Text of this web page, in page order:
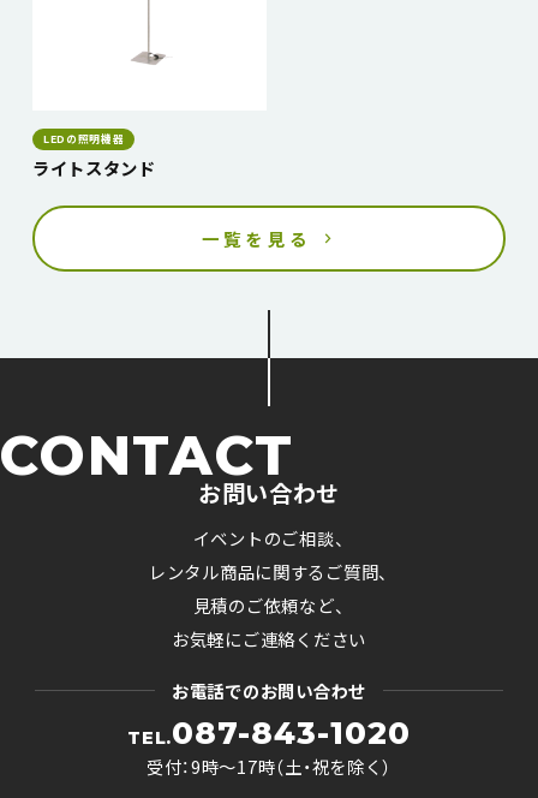
LEDの照明機器
ライトスタンド
一覧を見る
CONTACT
お問い合わせ
イベントのご相談、
レンタル商品に関するご質問、
見積のご依頼など、
お気軽にご連絡ください
お電話でのお問い合わせ
TEL.087-843-1020
受付：9時〜17時（土・祝を除く）